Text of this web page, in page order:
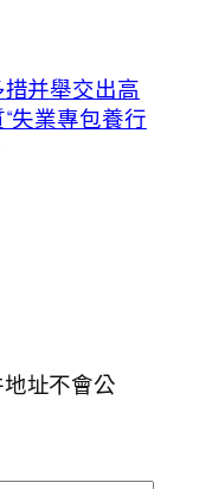
并舉交出高
失業專包養行
址不會公